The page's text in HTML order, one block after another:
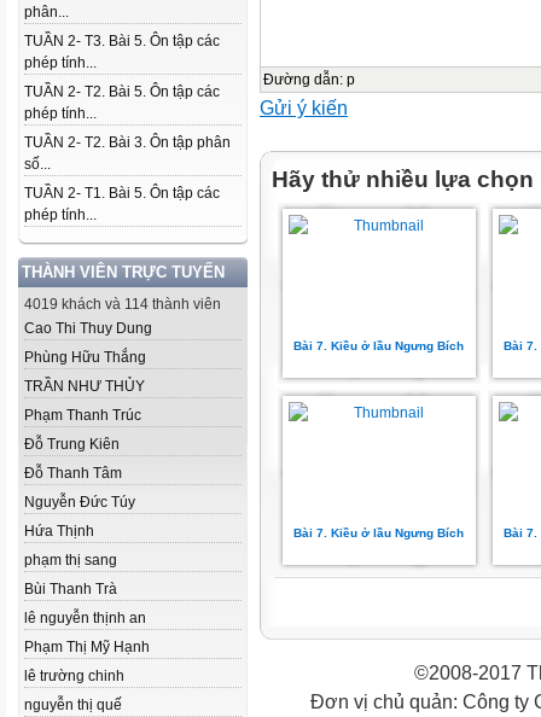
phân...
TUẦN 2- T3. Bài 5. Ôn tập các
phép tính...
TUẦN 2- T2. Bài 5. Ôn tập các
phép tính...
TUẦN 2- T2. Bài 3. Ôn tập phân
số...
TUẦN 2- T1. Bài 5. Ôn tập các
phép tính...
THÀNH VIÊN TRỰC TUYẾN
4019 khách và 114 thành viên
Cao Thi Thuy Dung
Phùng Hữu Thắng
TRẦN NHƯ THỦY
Phạm Thanh Trúc
Đỗ Trung Kiên
Đỗ Thanh Tâm
Nguyễn Đức Túy
Hứa Thịnh
phạm thị sang
Bùi Thanh Trà
lê nguyễn thịnh an
Phạm Thị Mỹ Hạnh
lê trường chinh
nguyễn thị quế
Đường dẫn: p
Gửi ý kiến
Hãy thử nhiều lựa chọn
Bài 7. Kiều ở lầu Ngưng Bích Bài 7.
Bài 7. Kiều ở lầu Ngưng Bích Bài 7.
©2008-2017
Đơn vị chủ quản: Công ty